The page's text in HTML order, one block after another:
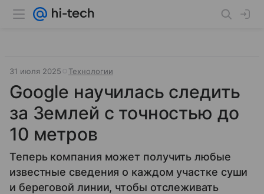
31 июля 2025 Технологии
Google научилась следить
за Землей с точностью до
10 метров
Теперь компания может получить любые
известные сведения о каждом участке суши
и береговой линии, чтобы отслеживать